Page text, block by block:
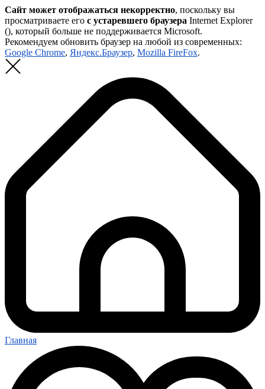
Сайт может отображаться некорректно, поскольку вы
просматриваете его с устаревшего браузера Internet Explorer
(), который больше не поддерживается Microsoft.
Рекомендуем обновить браузер на любой из современных:
Google Chrome, Яндекс.Браузер, Mozilla FireFox.
Главная